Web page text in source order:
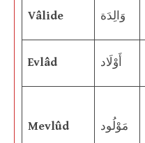
Vâlide وَالِدَة
Evlâd أَوْلَاد
Mevlûd مَوْلُود